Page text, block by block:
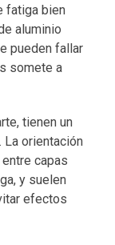
fatiga bien
aluminio
pueden fallar
somete a
tienen un
La orientación
capas
y suelen
efectos